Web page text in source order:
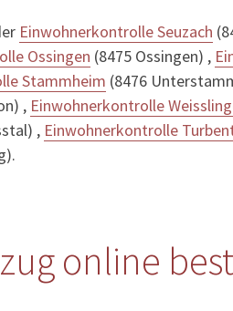
Einwohnerkontrolle Seuzach
Ossingen (8475 Ossingen) ,
Stammheim (8476
, Einwohnerkontrolle
, Einwohnerkontrolle
online